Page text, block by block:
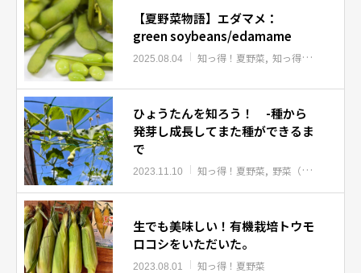
【夏野菜物語】エダマメ：
green soybeans/edamame
2025.08.04 知っ得！夏野菜 知っ得！春夏秋冬野菜物語
ひょうたんを知ろう！ -種から
発芽し成長してまた種ができるま
で
2023.11.10 知っ得！夏野菜 野菜（果物）の一生
生でも美味しい！有機栽培トウモ
ロコシをいただいた。
2023.08.01 知っ得！夏野菜